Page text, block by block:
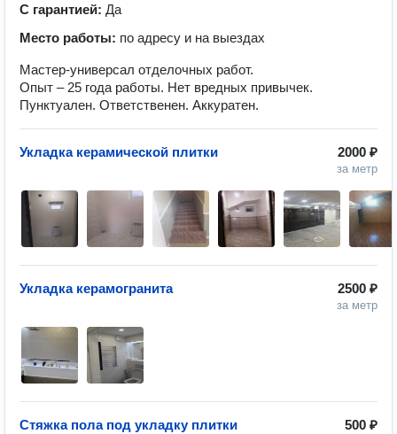
С гарантией: Да
Место работы: по адресу и на выездах
Мастер-универсал отделочных работ.
Опыт – 25 года работы. Нет вредных привычек.
Пунктуален. Ответственен. Аккуратен.
2000 ₽
за метр
Укладка керамической плитки
2500 ₽
за метр
Укладка керамогранита
500 ₽
Стяжка пола под укладку плитки